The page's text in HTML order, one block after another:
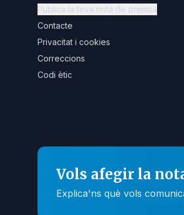
Publica la teva nota de premsa
Contacte
Privacitat i cookies
Correccions
Codi ètic
Vols afegir la
Explica'ns què vols